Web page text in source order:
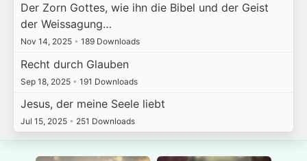
Der Zorn Gottes, wie ihn die Bibel und der Geist
der Weissagung…
Nov 14, 2025 • 189 Downloads
Recht durch Glauben
Sep 18, 2025 • 191 Downloads
Jesus, der meine Seele liebt
Jul 15, 2025 • 251 Downloads